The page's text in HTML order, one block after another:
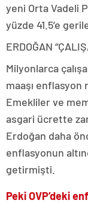
yeni Orta Vadeli
yüzde 41.5’e
ERDOĞAN
Milyonlarca
maaşı enflasyon
Emekliler ve
asgari ücrette
Erdoğan daha
enflasyonun
getirmişti.
Peki OVP’deki